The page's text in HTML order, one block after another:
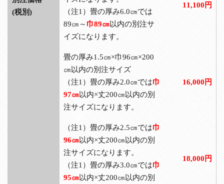
(税別)
（注1）畳の厚み6.0㎝では
89㎝～ 巾89㎝以内の別注サ
イズになります。
11,100円
畳の厚み1.5㎝×巾96㎝×200
㎝以内の別注サイズ
（注1）畳の厚み2.0㎝では巾
97㎝以内×丈200㎝以内の別
注サイズになります。
16,000円
（注1）畳の厚み2.5㎝では巾
96㎝以内×丈200㎝以内の別
注サイズになります。
（注1）畳の厚み3.0㎝では巾
95㎝以内×丈200㎝以内の別
18,000円